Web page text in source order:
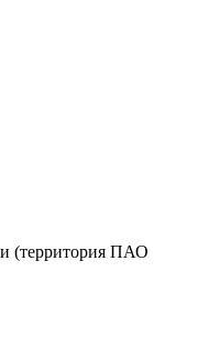
(территория ПАО